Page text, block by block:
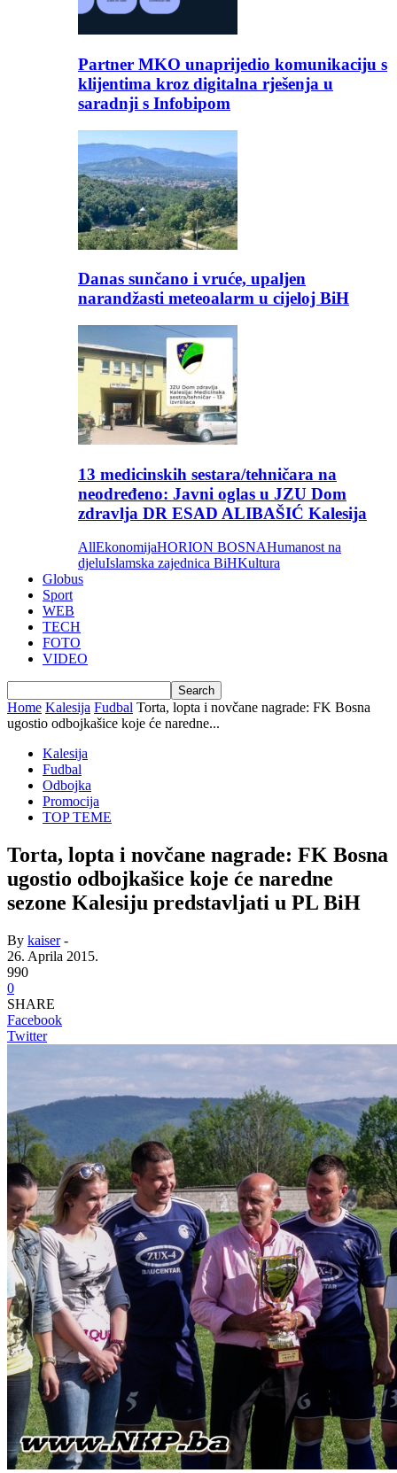
Partner MKO unaprijedio komunikaciju s
klijentima kroz digitalna rješenja u
saradnji s Infobipom
Danas sunčano i vruće, upaljen
narandžasti meteoalarm u cijeloj BiH
13 medicinskih sestara/tehničara na
neodređeno: Javni oglas u JZU Dom
zdravlja DR ESAD ALIBAŠIĆ Kalesija
AllEkonomijaHORION BOSNAHumanost na
djeluIslamska zajednica BiHKultura
Globus
Sport
WEB
TECH
FOTO
VIDEO
Home Kalesija Fudbal Torta, lopta i novčane nagrade: FK Bosna
ugostio odbojkašice koje će naredne...
Kalesija
Fudbal
Odbojka
Promocija
TOP TEME
Torta, lopta i novčane nagrade: FK Bosna
ugostio odbojkašice koje će naredne
sezone Kalesiju predstavljati u PL BiH
By kaiser-
26. Aprila 2015.
990
0
SHARE
Facebook
Twitter